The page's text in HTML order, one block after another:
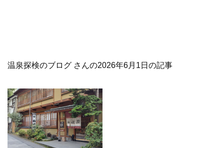
温泉探検のブログ さんの2026年6月1日の記事